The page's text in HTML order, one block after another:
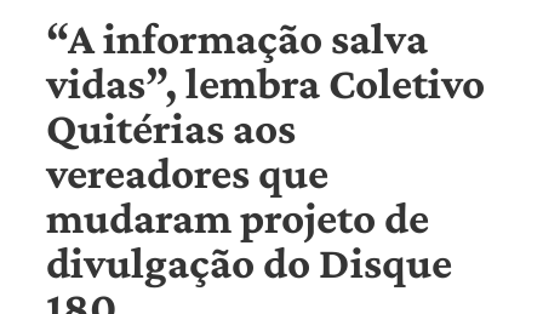
“A informação salva
vidas”, lembra Coletivo
Quitérias aos
vereadores que
mudaram projeto de
divulgação do Disque